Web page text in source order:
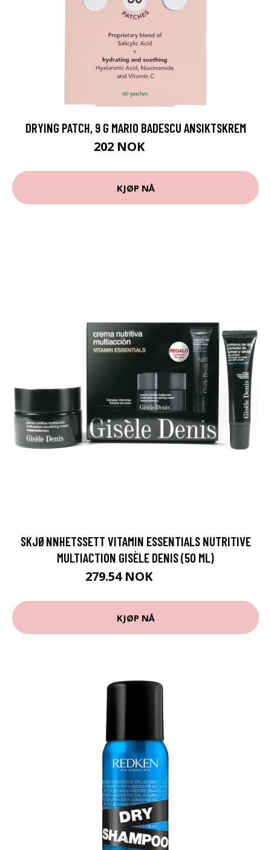
DRYING PATCH, 9 G MARIO BADESCU ANSIKTSKREM
202 NOK
KJØP NÅ
SKJØNNHETSSETT VITAMIN ESSENTIALS NUTRITIVE
MULTIACTION GISÈLE DENIS (50 ML)
279.54 NOK
KJØP NÅ